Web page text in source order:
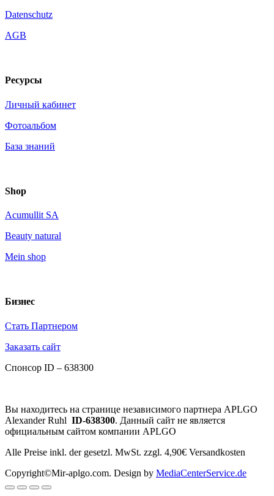
Datenschutz
AGB
Ресурсы
Личный кабинет
Фотоальбом
База знаний
Shop
Acumullit SA
Beauty natural
Mein shop
Бизнес
Стать Партнером
Заказать сайт
Спонсор ID – 638300
Вы находитесь на странице независимого партнера APLGO
Alexander Ruhl ID-638300. Данный сайт не является
официальным сайтом компании APLGO
Alle Preise inkl. der gesetzl. MwSt. zzgl. 4,90€ Versandkosten
Copyright©Mir-aplgo.com. Design by MediaCenterService.de